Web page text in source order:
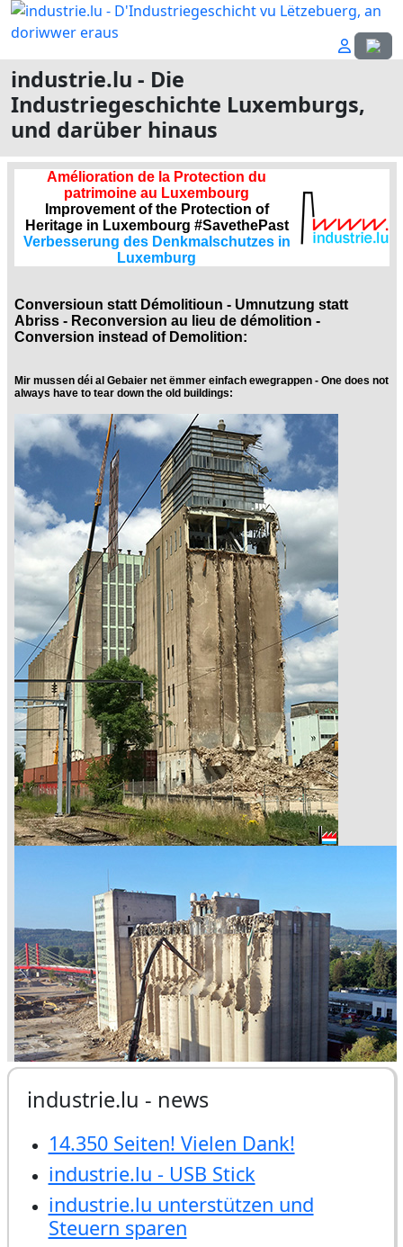
industrie.lu - Die
Industriegeschichte Luxemburgs,
und darüber hinaus
industrie.lu - news
14.350 Seiten! Vielen Dank!
industrie.lu - USB Stick
industrie.lu unterstützen und
Steuern sparen